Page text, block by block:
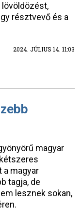
résztvevő és a
2024. JÚLIUS 14. 11:03
magyar
a magyar
tagja, de
lesznek sokan,